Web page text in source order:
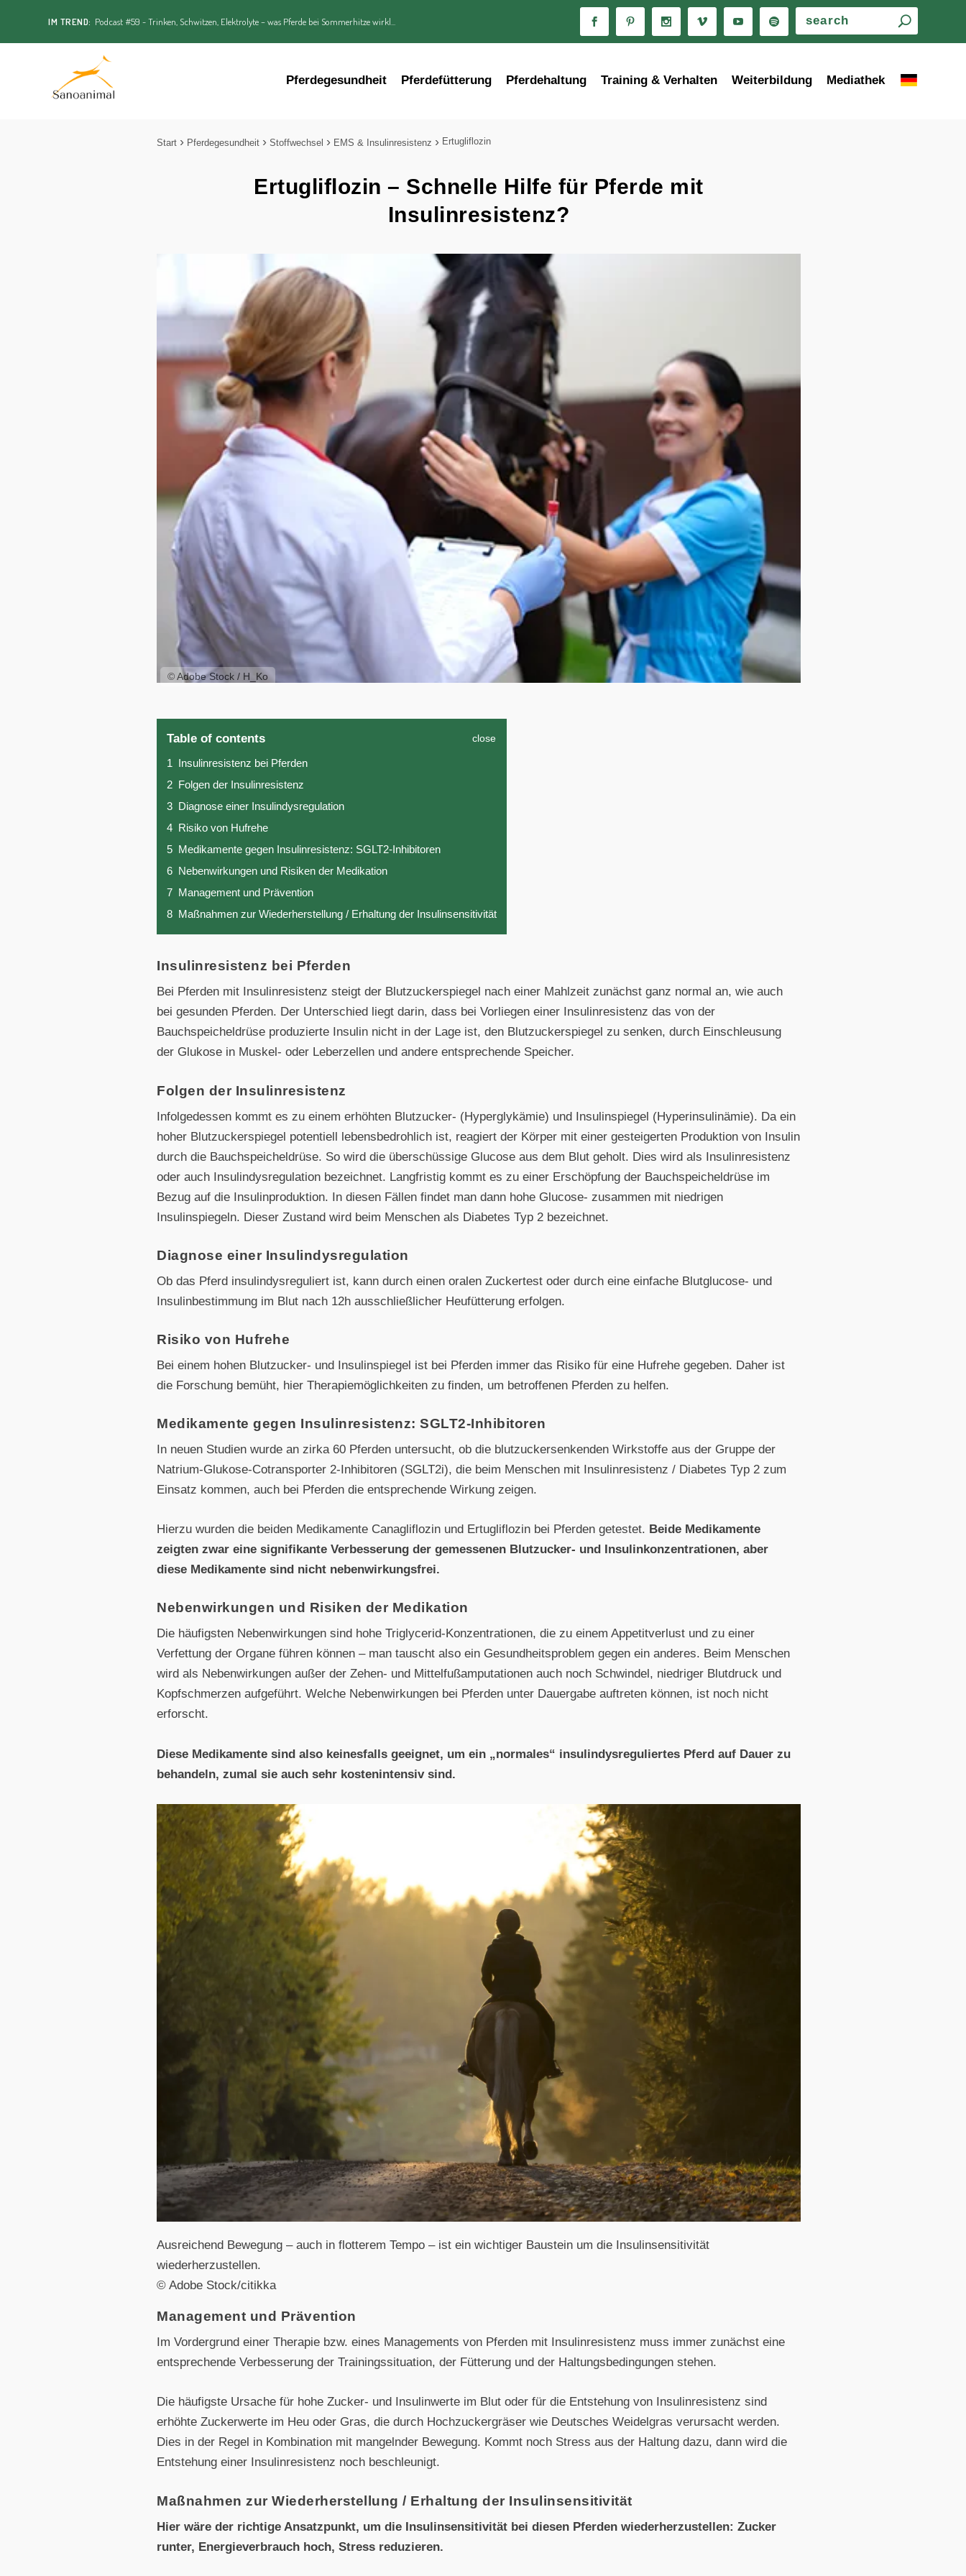
IM TREND: Podcast #59 - Trinken, Schwitzen, Elektrolyte – was Pferde bei Sommerhitze wirkl...
Pferdegesundheit Pferdefütterung Pferdehaltung Training & Verhalten Weiterbildung Mediathek
Start Pferdegesundheit Stoffwechsel EMS & Insulinresistenz Ertugliflozin
Ertugliflozin – Schnelle Hilfe für Pferde mit
Insulinresistenz?
© Adobe Stock / H_Ko
Table of contents close
1 Insulinresistenz bei Pferden
2 Folgen der Insulinresistenz
3 Diagnose einer Insulindysregulation
4 Risiko von Hufrehe
5 Medikamente gegen Insulinresistenz: SGLT2-Inhibitoren
6 Nebenwirkungen und Risiken der Medikation
7 Management und Prävention
8 Maßnahmen zur Wiederherstellung / Erhaltung der Insulinsensitivität
Insulinresistenz bei Pferden
Bei Pferden mit Insulinresistenz steigt der Blutzuckerspiegel nach einer Mahlzeit zunächst ganz normal an, wie auch
bei gesunden Pferden. Der Unterschied liegt darin, dass bei Vorliegen einer Insulinresistenz das von der
Bauchspeicheldrüse produzierte Insulin nicht in der Lage ist, den Blutzuckerspiegel zu senken, durch Einschleusung
der Glukose in Muskel- oder Leberzellen und andere entsprechende Speicher.
Folgen der Insulinresistenz
Infolgedessen kommt es zu einem erhöhten Blutzucker- (Hyperglykämie) und Insulinspiegel (Hyperinsulinämie). Da ein
hoher Blutzuckerspiegel potentiell lebensbedrohlich ist, reagiert der Körper mit einer gesteigerten Produktion von Insulin
durch die Bauchspeicheldrüse. So wird die überschüssige Glucose aus dem Blut geholt. Dies wird als Insulinresistenz
oder auch Insulindysregulation bezeichnet. Langfristig kommt es zu einer Erschöpfung der Bauchspeicheldrüse im
Bezug auf die Insulinproduktion. In diesen Fällen findet man dann hohe Glucose- zusammen mit niedrigen
Insulinspiegeln. Dieser Zustand wird beim Menschen als Diabetes Typ 2 bezeichnet.
Diagnose einer Insulindysregulation
Ob das Pferd insulindysreguliert ist, kann durch einen oralen Zuckertest oder durch eine einfache Blutglucose- und
Insulinbestimmung im Blut nach 12h ausschließlicher Heufütterung erfolgen.
Risiko von Hufrehe
Bei einem hohen Blutzucker- und Insulinspiegel ist bei Pferden immer das Risiko für eine Hufrehe gegeben. Daher ist
die Forschung bemüht, hier Therapiemöglichkeiten zu finden, um betroffenen Pferden zu helfen.
Medikamente gegen Insulinresistenz: SGLT2-Inhibitoren
In neuen Studien wurde an zirka 60 Pferden untersucht, ob die blutzuckersenkenden Wirkstoffe aus der Gruppe der
Natrium-Glukose-Cotransporter 2-Inhibitoren (SGLT2i), die beim Menschen mit Insulinresistenz / Diabetes Typ 2 zum
Einsatz kommen, auch bei Pferden die entsprechende Wirkung zeigen.
Hierzu wurden die beiden Medikamente Canagliflozin und Ertugliflozin bei Pferden getestet. Beide Medikamente
zeigten zwar eine signifikante Verbesserung der gemessenen Blutzucker- und Insulinkonzentrationen, aber
diese Medikamente sind nicht nebenwirkungsfrei.
Nebenwirkungen und Risiken der Medikation
Die häufigsten Nebenwirkungen sind hohe Triglycerid-Konzentrationen, die zu einem Appetitverlust und zu einer
Verfettung der Organe führen können – man tauscht also ein Gesundheitsproblem gegen ein anderes. Beim Menschen
wird als Nebenwirkungen außer der Zehen- und Mittelfußamputationen auch noch Schwindel, niedriger Blutdruck und
Kopfschmerzen aufgeführt. Welche Nebenwirkungen bei Pferden unter Dauergabe auftreten können, ist noch nicht
erforscht.
Diese Medikamente sind also keinesfalls geeignet, um ein „normales“ insulindysreguliertes Pferd auf Dauer zu
behandeln, zumal sie auch sehr kostenintensiv sind.
Ausreichend Bewegung – auch in flotterem Tempo – ist ein wichtiger Baustein um die Insulinsensitivität
wiederherzustellen.
© Adobe Stock/citikka
Management und Prävention
Im Vordergrund einer Therapie bzw. eines Managements von Pferden mit Insulinresistenz muss immer zunächst eine
entsprechende Verbesserung der Trainingssituation, der Fütterung und der Haltungsbedingungen stehen.
Die häufigste Ursache für hohe Zucker- und Insulinwerte im Blut oder für die Entstehung von Insulinresistenz sind
erhöhte Zuckerwerte im Heu oder Gras, die durch Hochzuckergräser wie Deutsches Weidelgras verursacht werden.
Dies in der Regel in Kombination mit mangelnder Bewegung. Kommt noch Stress aus der Haltung dazu, dann wird die
Entstehung einer Insulinresistenz noch beschleunigt.
Maßnahmen zur Wiederherstellung / Erhaltung der Insulinsensitivität
Hier wäre der richtige Ansatzpunkt, um die Insulinsensitivität bei diesen Pferden wiederherzustellen: Zucker
runter, Energieverbrauch hoch, Stress reduzieren.